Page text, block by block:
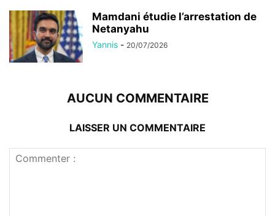
Mamdani étudie l’arrestation de
Netanyahu
Yannis - 20/07/2026
AUCUN COMMENTAIRE
LAISSER UN COMMENTAIRE